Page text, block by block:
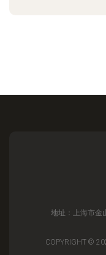
地址：上海市金
COPYRIGHT ©